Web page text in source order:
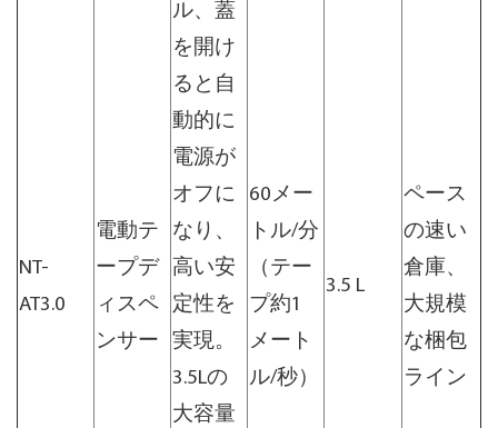
NT-
AT3.0
電動テ
ープデ
ィスペ
ンサー
ル、蓋
を開け
ると自
動的に
電源が
オフに
なり、
高い安
定性を
実現。
3.5Lの
大容量
60メー
トル/分
（テー
プ約1
メート
ル/秒）
3.5 L
ペース
の速い
倉庫、
大規模
な梱包
ライン